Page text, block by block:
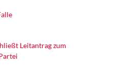
Leitantrag zum